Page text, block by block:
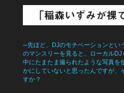
─先ほど、DJのモチベーションとい
のマンスリーを見ると、ローカル
中にたまたま撮られたような写真を
かにしていないと思ったんですが、
すか？